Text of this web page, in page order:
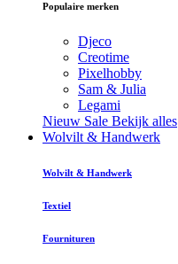
Populaire merken
Djeco
Creotime
Pixelhobby
Sam & Julia
Legami
Nieuw Sale Bekijk alles
Wolvilt & Handwerk
Wolvilt & Handwerk
Textiel
Fournituren